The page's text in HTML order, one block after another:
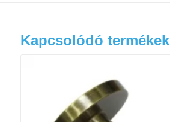
Kapcsolódó termékek